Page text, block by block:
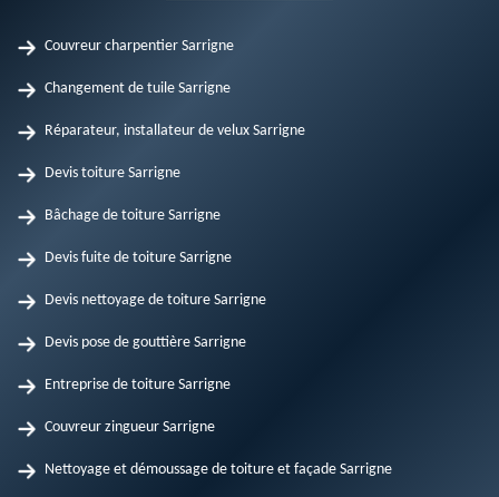
Couvreur charpentier Sarrigne
Changement de tuile Sarrigne
Réparateur, installateur de velux Sarrigne
Devis toiture Sarrigne
Bâchage de toiture Sarrigne
Devis fuite de toiture Sarrigne
Devis nettoyage de toiture Sarrigne
Devis pose de gouttière Sarrigne
Entreprise de toiture Sarrigne
Couvreur zingueur Sarrigne
Nettoyage et démoussage de toiture et façade Sarrigne